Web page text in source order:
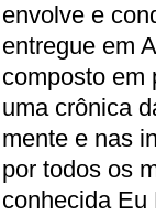
envolve e
entregue em
composto em
uma crônica
mente e nas
por todos os
conhecida Eu